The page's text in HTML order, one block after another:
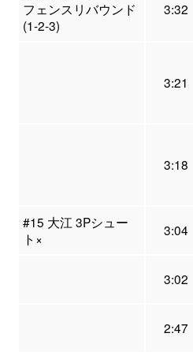
フェンスリバウンド
(1-2-3)
3:32
3:21
3:18
#15 大江 3Pシュー
ト×
3:04
3:02
2:47